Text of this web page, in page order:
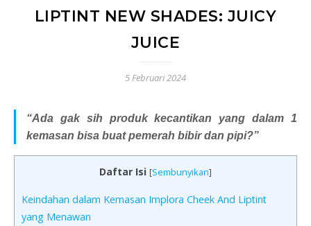
LIPTINT NEW SHADES: JUICY
JUICE
5 Februari 2024
“Ada gak sih produk kecantikan yang dalam 1
kemasan bisa buat pemerah bibir dan pipi?”
Daftar Isi [Sembunyikan]
Keindahan dalam Kemasan Implora Cheek And Liptint
yang Menawan